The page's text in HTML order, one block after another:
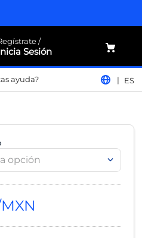
Sesión
ayuda? ES
opción